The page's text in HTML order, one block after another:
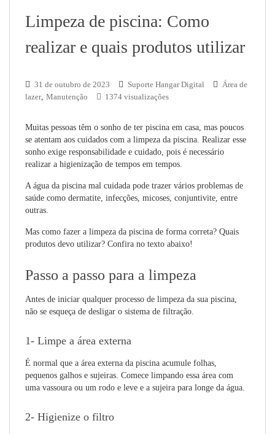
Limpeza de piscina: Como
realizar e quais produtos utilizar
31 de outubro de 2023 Suporte Hangar Digital
Área de
lazer, Manutenção 1374 visualizações
Muitas pessoas têm o sonho de ter piscina em casa, mas poucos
se atentam aos cuidados com a limpeza da piscina. Realizar esse
sonho exige responsabilidade e cuidado, pois é necessário
realizar a higienização de tempos em tempos.
A água da piscina mal cuidada pode trazer vários problemas de
saúde como dermatite, infecções, micoses, conjuntivite, entre
outras.
Mas como fazer a limpeza da piscina de forma correta? Quais
produtos devo utilizar? Confira no texto abaixo!
Passo a passo para a limpeza
Antes de iniciar qualquer processo de limpeza da sua piscina,
não se esqueça de desligar o sistema de filtração.
1- Limpe a área externa
É normal que a área externa da piscina acumule folhas,
pequenos galhos e sujeiras. Comece limpando essa área com
uma vassoura ou um rodo e leve e a sujeira para longe da água.
2- Higienize o filtro